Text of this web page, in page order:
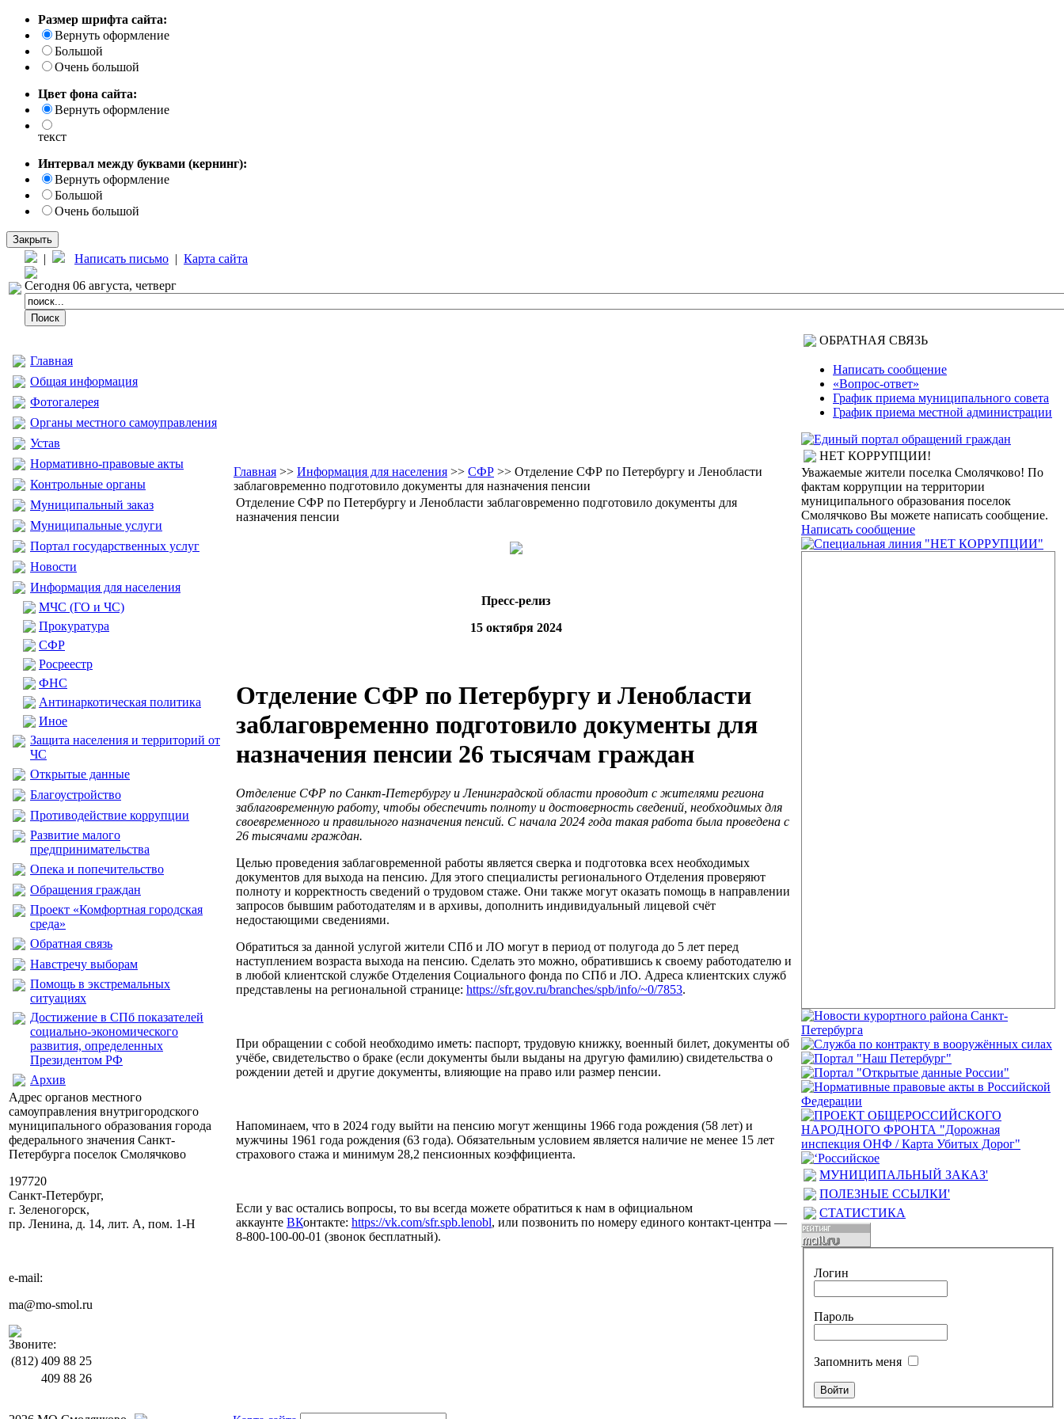
Размер шрифта сайта:
Вернуть оформление
Большой
Очень большой
Цвет фона сайта:
Вернуть оформление
текст
Интервал между буквами (кернинг):
Вернуть оформление
Большой
Очень большой
Закрыть
| Написать письмо | Карта сайта
Сегодня 06 августа, четверг
Главная
Общая информация
Фотогалерея
Органы местного самоуправления
Устав
Нормативно-правовые акты
Контрольные органы
Муниципальный заказ
Муниципальные услуги
Портал государственных услуг
Новости
Информация для населения
МЧС (ГО и ЧС)
Прокуратура
CФР
Росреестр
ФНС
Антинаркотическая политика
Иное
Защита населения и территорий от
ЧС
Открытые данные
Благоустройство
Противодействие коррупции
Развитие малого
предпринимательства
Опека и попечительство
Обращения граждан
Проект «Комфортная городская
среда»
Обратная связь
Навстречу выборам
Помощь в экстремальных
ситуациях
Достижение в СПб показателей
социально-экономического
развития, определенных
Президентом РФ
Архив
Адрес органов местного
самоуправления внутригородского
муниципального образования города
федерального значения Санкт-
Петербурга поселок Смолячково
197720
Санкт-Петербург,
г. Зеленогорск,
пр. Ленина, д. 14, лит. А, пом. 1-Н
e-mail:
ma@mo-smol.ru
Звоните:
(812) 409 88 25
409 88 26
Главная >> Информация для населения >> CФР >> Отделение СФР по Петербургу и Ленобласти
заблаговременно подготовило документы для назначения пенсии
Отделение СФР по Петербургу и Ленобласти заблаговременно подготовило документы для
назначения пенсии
Пресс-релиз
15 октября 2024
Отделение СФР по Петербургу и Ленобласти
заблаговременно подготовило документы для
назначения пенсии 26 тысячам граждан
Отделение СФР по Санкт-Петербургу и Ленинградской области проводит с жителями региона
заблаговременную работу, чтобы обеспечить полноту и достоверность сведений, необходимых для
своевременного и правильного назначения пенсий. С начала 2024 года такая работа была проведена с
26 тысячами граждан.
Целью проведения заблаговременной работы является сверка и подготовка всех необходимых
документов для выхода на пенсию. Для этого специалисты регионального Отделения проверяют
полноту и корректность сведений о трудовом стаже. Они также могут оказать помощь в направлении
запросов бывшим работодателям и в архивы, дополнить индивидуальный лицевой счёт
недостающими сведениями.
Обратиться за данной услугой жители СПб и ЛО могут в период от полугода до 5 лет перед
наступлением возраста выхода на пенсию. Сделать это можно, обратившись к своему работодателю и
в любой клиентской службе Отделения Социального фонда по СПб и ЛО. Адреса клиентских служб
представлены на региональной странице: https://sfr.gov.ru/branches/spb/info/~0/7853.
При обращении с собой необходимо иметь: паспорт, трудовую книжку, военный билет, документы об
учёбе, свидетельство о браке (если документы были выданы на другую фамилию) свидетельства о
рождении детей и другие документы, влияющие на право или размер пенсии.
Напоминаем, что в 2024 году выйти на пенсию могут женщины 1966 года рождения (58 лет) и
мужчины 1961 года рождения (63 года). Обязательным условием является наличие не менее 15 лет
страхового стажа и минимум 28,2 пенсионных коэффициента.
Если у вас остались вопросы, то вы всегда можете обратиться к нам в официальном
аккаунте ВКонтакте: https://vk.com/sfr.spb.lenobl, или позвонить по номеру единого контакт-центра —
8-800-100-00-01 (звонок бесплатный).
ОБРАТНАЯ СВЯЗЬ
Написать сообщение
«Вопрос-ответ»
График приема муниципального совета
График приема местной администрации
НЕТ КОРРУПЦИИ!
Уважаемые жители поселка Смолячково! По
фактам коррупции на территории
муниципального образования поселок
Смолячково Вы можете написать сообщение.
Написать сообщение
МУНИЦИПАЛЬНЫЙ ЗАКАЗ'
ПОЛЕЗНЫЕ ССЫЛКИ'
СТАТИСТИКА
Логин
Пароль
Запомнить меня